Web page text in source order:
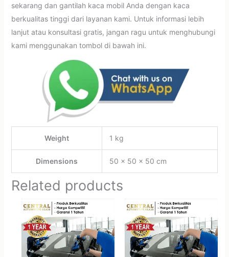
sekarang dan gantilah kaca mobil Anda dengan kaca
berkualitas tinggi dari layanan kami. Untuk informasi lebih
lanjut atau konsultasi gratis, jangan ragu untuk menghubungi
kami menggunakan tombol di bawah ini.
Weight 1 kg
Dimensions 50 × 50 × 50 cm
Related products